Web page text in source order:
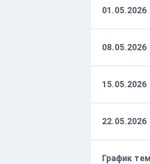
01.05.2026
08.05.2026
15.05.2026
22.05.2026
График